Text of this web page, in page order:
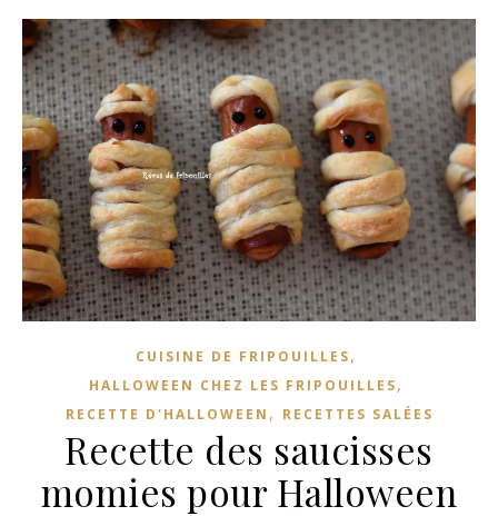
CUISINE DE FRIPOUILLES,
HALLOWEEN CHEZ LES FRIPOUILLES,
RECETTE D'HALLOWEEN , RECETTES SALÉES
Recette des saucisses
momies pour Halloween